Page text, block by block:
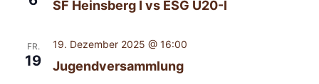
SF Heinsberg I vs ESG U20-I
FR.
19 Jugendversammlung
19. Dezember 2025 @ 16:00